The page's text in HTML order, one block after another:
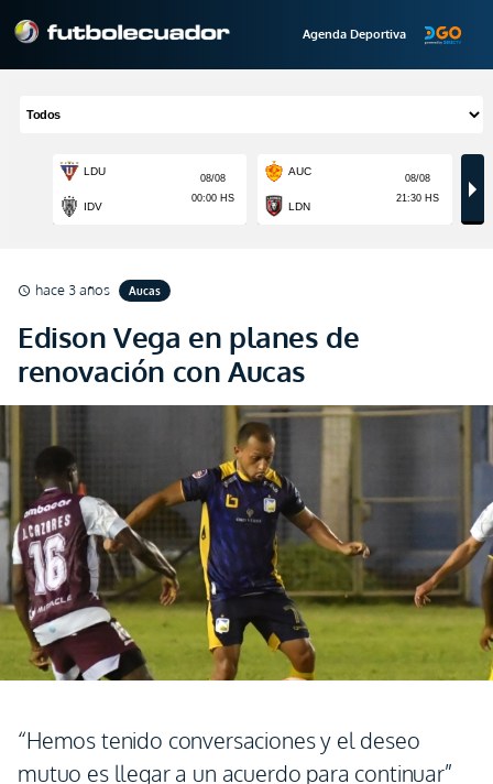
Agenda Deportiva
schedule hace 3 años Aucas
Edison Vega en planes de
renovación con Aucas
“Hemos tenido conversaciones y el deseo
mutuo es llegar a un acuerdo para continuar”